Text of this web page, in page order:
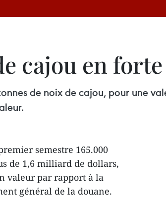
cajou en
de noix de cajou, pour une
semestre 165.000
de 1,6 milliard de dollars,
valeur par rapport à la
général de la douane.